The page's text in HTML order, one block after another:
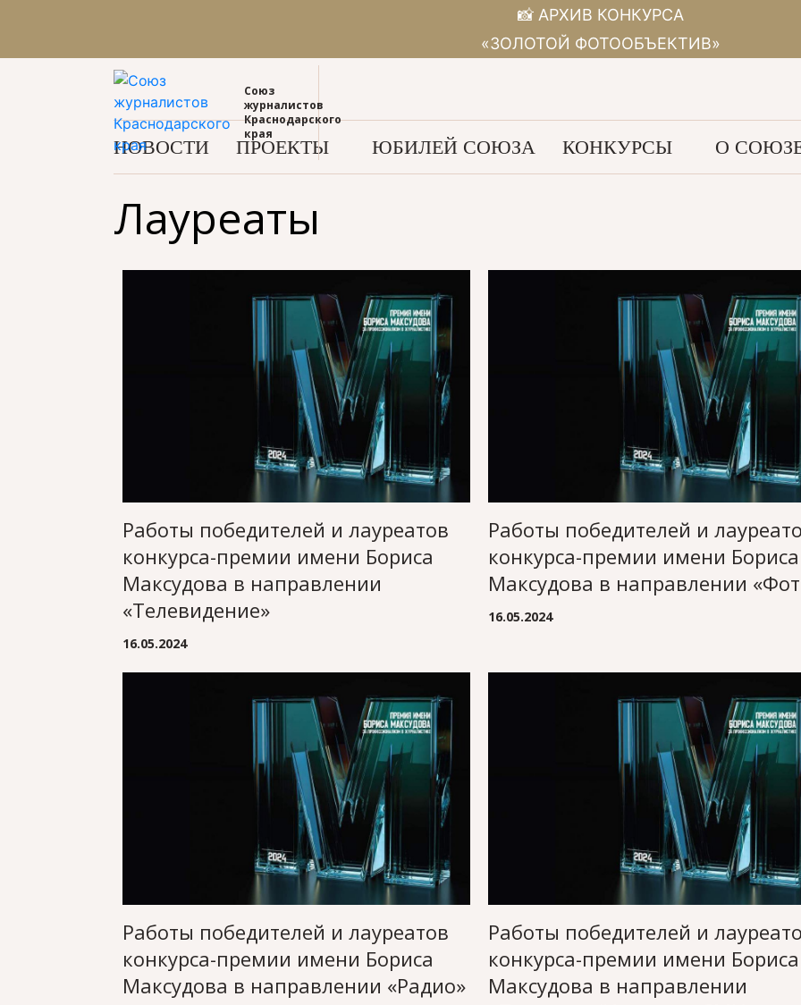
📸 АРХИВ КОНКУРСА
«ЗОЛОТОЙ ФОТООБЪЕКТИВ»
Союз
журналистов
Краснодарского
края
НОВОСТИ ПРОЕКТЫ ЮБИЛЕЙ СОЮЗА КОНКУРСЫ О
Лауреаты
Работы победителей и лауреатов
конкурса-премии имени Бориса
Максудова в направлении
«Телевидение»
16.05.2024
Работы победителей и
конкурса-премии имени Бориса
Максудова в направлении
16.05.2024
Работы победителей и лауреатов
конкурса-премии имени Бориса
Максудова в направлении «Радио»
Работы победителей и
конкурса-премии имени Бориса
Максудова в направлении